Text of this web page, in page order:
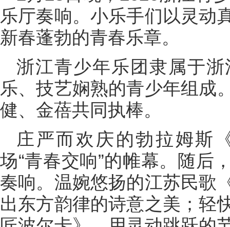
乐厅奏响。小乐手们以灵动
新春蓬勃的青春乐章。
浙江青少年乐团隶属于
乐、技艺娴熟的青少年组成
健、金蓓共同执棒。
庄严而欢庆的勃拉姆斯
场“青春交响”的帷幕。随后
奏响。温婉悠扬的江苏民歌
出东方韵律的诗意之美；轻